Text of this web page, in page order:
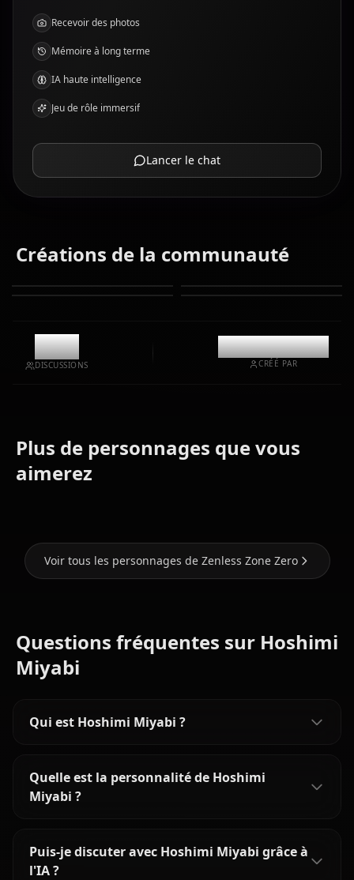
Recevoir des photos
Mémoire à long terme
IA haute intelligence
Jeu de rôle immersif
Lancer le chat
Créations de la communauté
7k
DISCUSSIONS
@casualwaifus
CRÉÉ PAR
Plus de personnages que vous
aimerez
Soldier 11
Voir tous les personnages de Zenless Zone Zero
Questions fréquentes sur Hoshimi
Miyabi
Qui est Hoshimi Miyabi ?
Quelle est la personnalité de Hoshimi
Miyabi ?
Puis-je discuter avec Hoshimi Miyabi grâce à
l'IA ?